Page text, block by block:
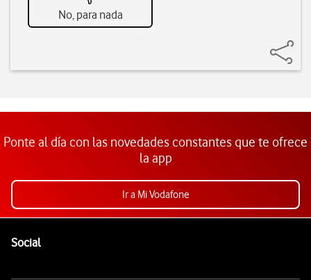
No, para nada
Ponte al día con las novedades constantes que te ofrece
la app
Ir a Mi Vodafone
SocialEnlaces a las redes sociales de Vodafone